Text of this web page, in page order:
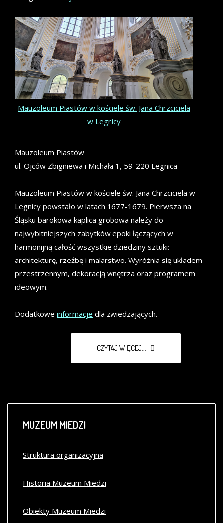
Mauzoleum Piastów w kościele św. Jana Chrzciciela
w Legnicy
Mauzoleum Piastów
ul. Ojców Zbigniewa i Michała 1, 59-220 Legnica
Mauzoleum Piastów w kościele św. Jana Chrzciciela w
Legnicy powstało w latach 1677-1679. Pierwsza na
Śląsku barokowa kaplica grobowa należy do
najwybitniejszych zabytków epoki łączących w
harmonijną całość wszystkie dziedziny sztuki:
architekturę, rzeźbę i malarstwo. Wyróżnia się układem
przestrzennym, dekoracją wnętrza oraz programem
ideowym.
Dodatkowe informacje dla zwiedzających.
CZYTAJ WIĘCEJ...
MUZEUMMIEDZI
Struktura organizacyjna
Historia Muzeum Miedzi
Obiekty Muzeum Miedzi